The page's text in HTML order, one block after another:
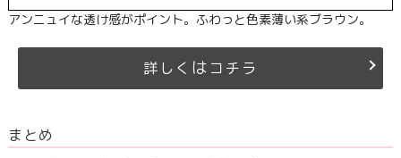
アンニュイな透け感がポイント。ふわっと色素薄い系ブラウン。
詳しく は コチラ
まとめ